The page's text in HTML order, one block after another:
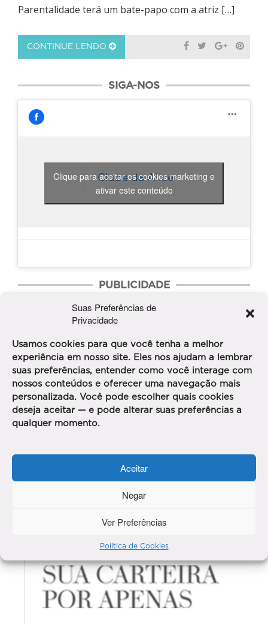
Suas Preferências de
Privacidade
Usamos cookies para que você tenha a melhor
experiência em nosso site. Eles nos ajudam a lembrar
suas preferências, entender como você interage com
nossos conteúdos e oferecer uma navegação mais
personalizada. Você pode escolher quais cookies
deseja aceitar — e pode alterar suas preferências a
qualquer momento.
Aceitar
Negar
Ver Preferências
Política de Cookies
Parentalidade terá um bate-papo com a atriz […]
CONTINUE LENDO
SIGA-NOS
Clube da Alice
Clique para aceitar os cookies marketing e
ativar este conteúdo
PUBLICIDADE